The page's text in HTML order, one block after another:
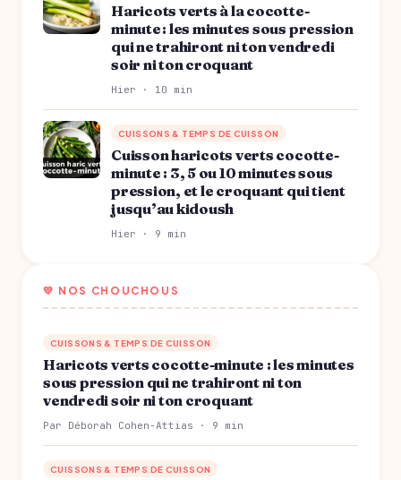
Haricots verts à la cocotte-
minute : les minutes sous pression
qui ne trahiront ni ton vendredi
soir ni ton croquant
Hier · 10 min
CUISSONS & TEMPS DE CUISSON
Cuisson haricots verts cocotte-
minute : 3, 5 ou 10 minutes sous
pression, et le croquant qui tient
jusqu’au kidoush
Hier · 9 min
💛 NOS CHOUCHOUS
CUISSONS & TEMPS DE CUISSON
Haricots verts cocotte-minute : les minutes
sous pression qui ne trahiront ni ton
vendredi soir ni ton croquant
Par Déborah Cohen-Attias · 9 min
CUISSONS & TEMPS DE CUISSON